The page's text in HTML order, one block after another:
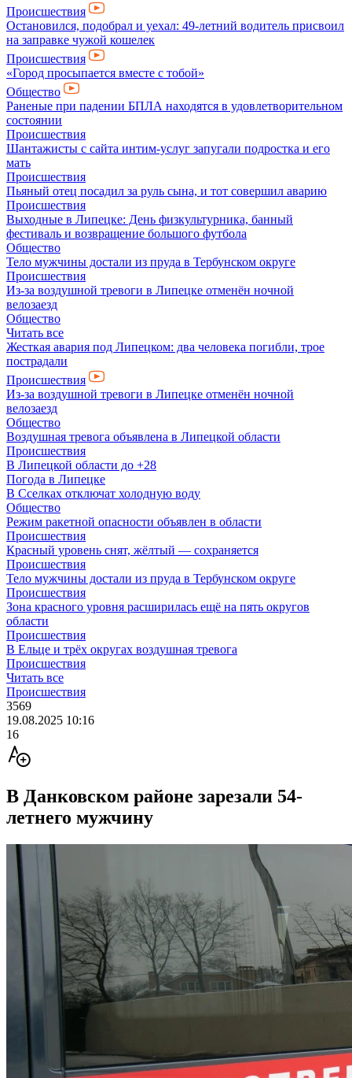
Происшествия
Остановился, подобрал и уехал: 49-летний водитель присвоил
на заправке чужой кошелек
Происшествия
«Город просыпается вместе с тобой»
Общество
Раненые при падении БПЛА находятся в удовлетворительном
состоянии
Происшествия
Шантажисты с сайта интим-услуг запугали подростка и его
мать
Происшествия
Пьяный отец посадил за руль сына, и тот совершил аварию
Происшествия
Выходные в Липецке: День физкультурника, банный
фестиваль и возвращение большого футбола
Общество
Тело мужчины достали из пруда в Тербунском округе
Происшествия
Из-за воздушной тревоги в Липецке отменён ночной
велозаезд
Общество
Читать все
Жесткая авария под Липецком: два человека погибли, трое
пострадали
Происшествия
Из-за воздушной тревоги в Липецке отменён ночной
велозаезд
Общество
Воздушная тревога объявлена в Липецкой области
Происшествия
В Липецкой области до +28
Погода в Липецке
В Сселках отключат холодную воду
Общество
Режим ракетной опасности объявлен в области
Происшествия
Красный уровень снят, жёлтый — сохраняется
Происшествия
Тело мужчины достали из пруда в Тербунском округе
Происшествия
Зона красного уровня расширилась ещё на пять округов
области
Происшествия
В Ельце и трёх округах воздушная тревога
Происшествия
Читать все
Происшествия
3569
19.08.2025 10:16
16
В Данковском районе зарезали 54-
летнего мужчину